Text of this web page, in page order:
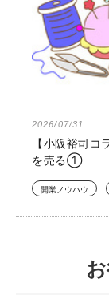
2026/07/31
【小阪裕司
を売る①
開業ノウハウ